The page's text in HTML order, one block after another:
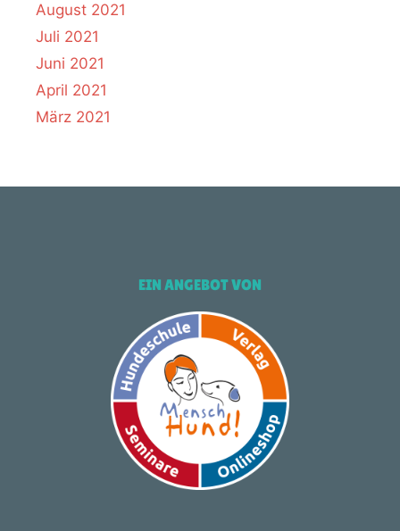
August 2021
Juli 2021
Juni 2021
April 2021
März 2021
EIN ANGEBOT VON